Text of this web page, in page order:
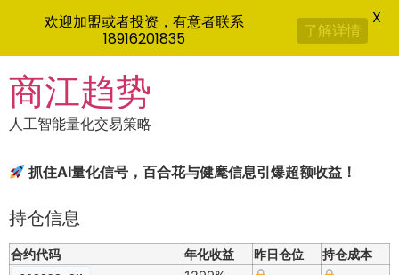
to
content
商江趋势
人工智能量化交易策略
抓住AI量化信号，百合花与健麾信息引爆超额收益！
持仓信息
合约代码 年化收益 昨日仓位 持仓成本
欢迎加盟或者投资，有意者联系
18916201835
了解详情
X